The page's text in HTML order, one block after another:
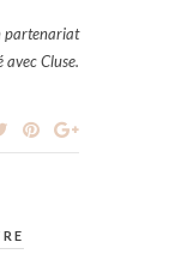
partenariat
avec Cluse.